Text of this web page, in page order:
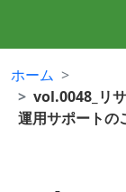
ホーム
vol.0048_リ
運用サポートの